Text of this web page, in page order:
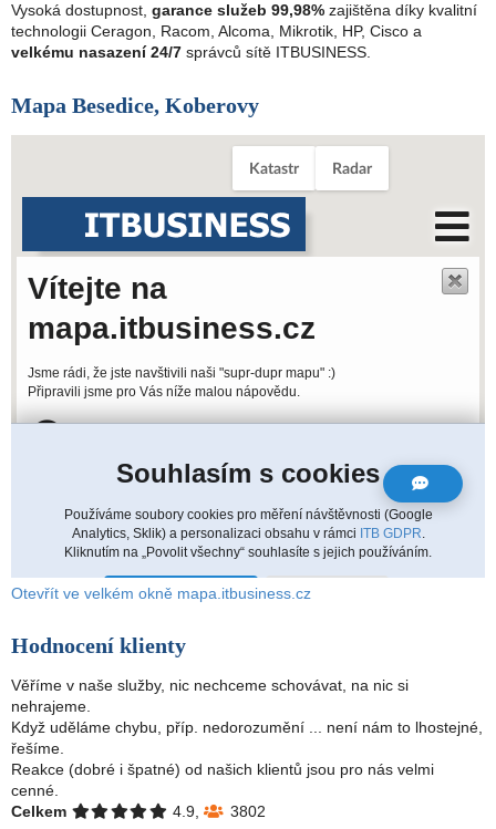
Vysoká dostupnost, garance služeb 99,98% zajištěna díky kvalitní
technologii Ceragon, Racom, Alcoma, Mikrotik, HP, Cisco a
velkému nasazení 24/7 správců sítě ITBUSINESS.
Mapa Besedice, Koberovy
Otevřít ve velkém okně mapa.itbusiness.cz
Hodnocení klienty
Věříme v naše služby, nic nechceme schovávat, na nic si
nehrajeme.
Když uděláme chybu, příp. nedorozumění ... není nám to lhostejné,
řešíme.
Reakce (dobré i špatné) od našich klientů jsou pro nás velmi
cenné.
Celkem
4.9, 3802